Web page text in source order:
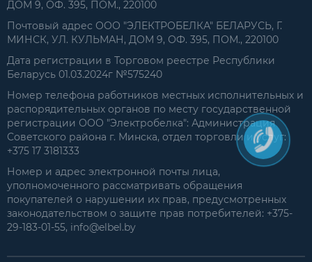
ДОМ 9, ОФ. 395, ПОМ., 220100
Почтовый адрес ООО "ЭЛЕКТРОБЕЛКА" БЕЛАРУСЬ, Г.
МИНСК, УЛ. КУЛЬМАН, ДОМ 9, ОФ. 395, ПОМ., 220100
Дата регистрации в Торговом реестре Республики
Беларусь 01.03.2024г №575240
Номер телефона работников местных исполнительных и
распорядительных органов по месту государственной
регистрации ООО "Электробелка": Администрация
Советского района г. Минска, отдел торговли и услуг:
+375 17 3181333
Номер и адрес электронной почты лица,
уполномоченного рассматривать обращения
покупателей о нарушении их прав, предусмотренных
законодательством о защите прав потребителей: +375-
29-183-01-55, info@elbel.by